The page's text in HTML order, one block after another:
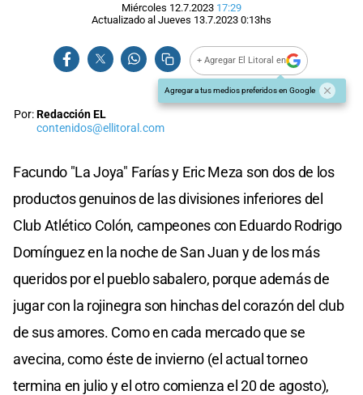
Miércoles 12.7.2023 17:29
Actualizado al Jueves 13.7.2023 0:13hs
+ Agregar El Litoral en
Agregar a tus medios preferidos en Google
Por:Redacción EL
contenidos@ellitoral.com
Facundo "La Joya" Farías y Eric Meza son dos de los
productos genuinos de las divisiones inferiores del
Club Atlético Colón, campeones con Eduardo Rodrigo
Domínguez en la noche de San Juan y de los más
queridos por el pueblo sabalero, porque además de
jugar con la rojinegra son hinchas del corazón del club
de sus amores. Como en cada mercado que se
avecina, como éste de invierno (el actual torneo
termina en julio y el otro comienza el 20 de agosto),